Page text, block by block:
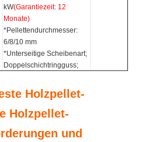
kW(Garantiezeit: 12
Monate)
*Pellettendurchmesser:
6/8/10 mm
*Unterseitige Scheibenart;
Doppelschichtringguss;
*Dimension:2500(L)
*1520(W) *1800(H) MM;
*Gewicht: 5,2 t
*Elektrische
Holzpellet-
Holzpellet-
und